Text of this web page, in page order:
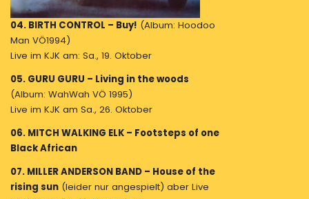
04. BIRTH CONTROL – Buy! (Album: Hoodoo
Man VÖ1994)
Live im KJK am: Sa., 19. Oktober
05. GURU GURU – Living in the woods
(Album: WahWah VÖ 1995)
Live im KJK am Sa., 26. Oktober
06. MITCH WALKING ELK – Footsteps of one
Black African
07. MILLER ANDERSON BAND – House of the
rising sun (leider nur angespielt) aber Live